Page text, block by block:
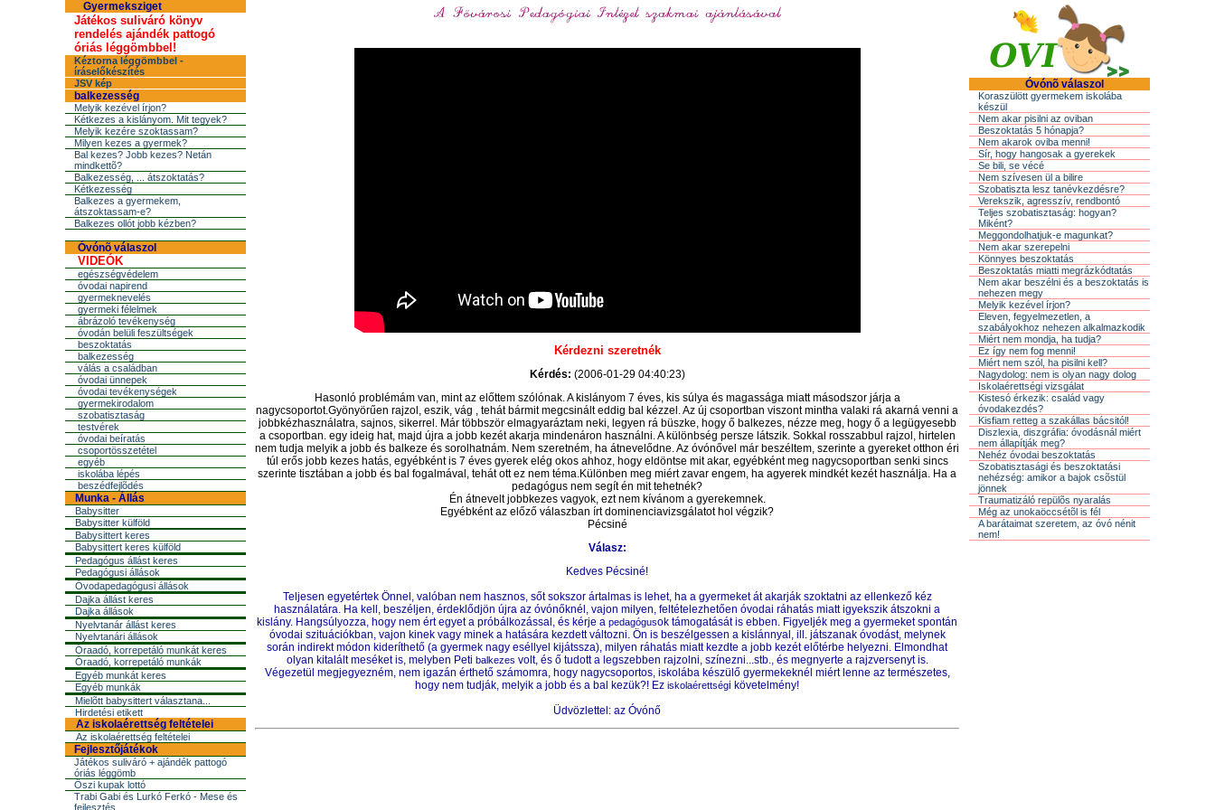
Gyermeksziget
Játékos suliváró könyv
rendelés ajándék pattogó
óriás léggömbbel!
Kéztorna léggömbbel -
íráselőkészítés
JSV kép
balkezesség
Melyik kezével írjon?
Kétkezes a kislányom. Mit tegyek?
Melyik kezére szoktassam?
Milyen kezes a gyermek?
Bal kezes? Jobb kezes? Netán
mindkettõ?
Balkezesség, ... átszoktatás?
Kétkezesség
Balkezes a gyermekem,
átszoktassam-e?
Balkezes ollót jobb kézben?
Óvónõ válaszol
VIDEÓK
egészségvédelem
óvodai napirend
gyermeknevelés
gyermeki félelmek
ábrázoló tevékenység
óvodán belüli feszültségek
beszoktatás
balkezesség
válás a családban
óvodai ünnepek
óvodai tevékenységek
gyermekirodalom
szobatisztaság
testvérek
óvodai beíratás
csoportösszetétel
egyéb
iskolába lépés
beszédfejlõdés
Munka - Állás
Babysitter
Babysitter külföld
Babysittert keres
Babysittert keres külföld
Pedagógus állást keres
Pedagógusi állások
Óvodapedagógusi állások
Dajka állást keres
Dajka állások
Nyelvtanár állást keres
Nyelvtanári állások
Óraadó, korrepetáló munkát keres
Óraadó, korrepetáló munkák
Egyéb munkát keres
Egyéb munkák
Mielõtt babysittert választana...
Hirdetési etikett
Az iskolaérettség feltételei
Az iskolaérettség feltételei
Fejlesztőjátékok
Játékos suliváró + ajándék pattogó
óriás léggömb
Őszi kupak lottó
Trabi Gabi és Lurkó Ferkó - Mese és
fejlesztés
Kérdezni szeretnék
Kérdés: (2006-01-29 04:40:23)
Hasonló problémám van, mint az előttem szólónak. A kislányom 7 éves, kis súlya és magassága miatt másodszor járja a
nagycsoportot.Gyönyörűen rajzol, eszik, vág , tehát bármit megcsinált eddig bal kézzel. Az új csoportban viszont mintha valaki rá akarná venni a
jobbkézhasználatra, sajnos, sikerrel. Már többször elmagyaráztam neki, legyen rá büszke, hogy ő balkezes, nézze meg, hogy ő a legügyesebb
a csoportban. egy ideig hat, majd újra a jobb kezét akarja mindenáron használni. A különbség persze látszik. Sokkal rosszabbul rajzol, hirtelen
nem tudja melyik a jobb és balkeze és sorolhatnám. Nem szeretném, ha átnevelődne. Az óvónővel már beszéltem, szerinte a gyereket otthon éri
túl erős jobb kezes hatás, egyébként is 7 éves gyerek elég okos ahhoz, hogy eldöntse mit akar, egyébként meg nagycsoportban senki sincs
szerinte tisztában a jobb és bal fogalmával, tehát ott ez nem téma.Különben meg miért zavar engem, ha agyerek mindkét kezét használja. Ha a
pedagógus nem segít én mit tehetnék?
Én átnevelt jobbkezes vagyok, ezt nem kívánom a gyerekemnek.
Egyébként az előző válaszban írt dominenciavizsgálatot hol végzik?
Pécsiné
Válasz:
Kedves Pécsiné!
Teljesen egyetértek Önnel, valóban nem hasznos, sőt sokszor ártalmas is lehet, ha a gyermeket át akarják szoktatni az ellenkező kéz
használatára. Ha kell, beszéljen, érdeklődjön újra az óvónőknél, vajon milyen, feltételezhetően óvodai ráhatás miatt igyekszik átszokni a
kislány. Hangsúlyozza, hogy nem ért egyet a próbálkozással, és kérje a pedagógusok támogatását is ebben. Figyeljék meg a gyermeket spontán
óvodai szituációkban, vajon kinek vagy minek a hatására kezdett változni. Ön is beszélgessen a kislánnyal, ill. játszanak óvodást, melynek
során indirekt módon kideríthető (a gyermek nagy eséllyel kijátssza), milyen ráhatás miatt kezdte a jobb kezét előtérbe helyezni. Elmondhat
olyan kitalált meséket is, melyben Peti balkezes volt, és ő tudott a legszebben rajzolni, színezni...stb., és megnyerte a rajzversenyt is.
Végezetül megjegyezném, nem igazán érthető számomra, hogy nagycsoportos, iskolába készülő gyermekeknél miért lenne az természetes,
hogy nem tudják, melyik a jobb és a bal kezük?! Ez iskolaérettségi követelmény!
Üdvözlettel: az Óvónő
Óvónõ válaszol
Koraszülött gyermekem iskolába
készül
Nem akar pisilni az oviban
Beszoktatás 5 hónapja?
Nem akarok oviba menni!
Sír, hogy hangosak a gyerekek
Se bili, se vécé
Nem szívesen ül a bilire
Szobatiszta lesz tanévkezdésre?
Verekszik, agresszív, rendbontó
Teljes szobatisztaság: hogyan?
Miként?
Meggondolhatjuk-e magunkat?
Nem akar szerepelni
Könnyes beszoktatás
Beszoktatás miatti megrázkódtatás
Nem akar beszélni és a beszoktatás is
nehezen megy
Melyik kezével írjon?
Eleven, fegyelmezetlen, a
szabályokhoz nehezen alkalmazkodik
Miért nem mondja, ha tudja?
Ez így nem fog menni!
Miért nem szól, ha pisilni kell?
Nagydolog: nem is olyan nagy dolog
Iskolaérettségi vizsgálat
Kistesó érkezik: család vagy
óvodakezdés?
Kisfiam retteg a szakállas bácsitól!
Diszlexia, diszgráfia: óvodásnál miért
nem állapítják meg?
Nehéz óvodai beszoktatás
Szobatisztasági és beszoktatási
nehézség: amikor a bajok csõstül
jönnek
Traumatizáló repülõs nyaralás
Még az unokaöccsétõl is fél
A barátaimat szeretem, az óvó nénit
nem!